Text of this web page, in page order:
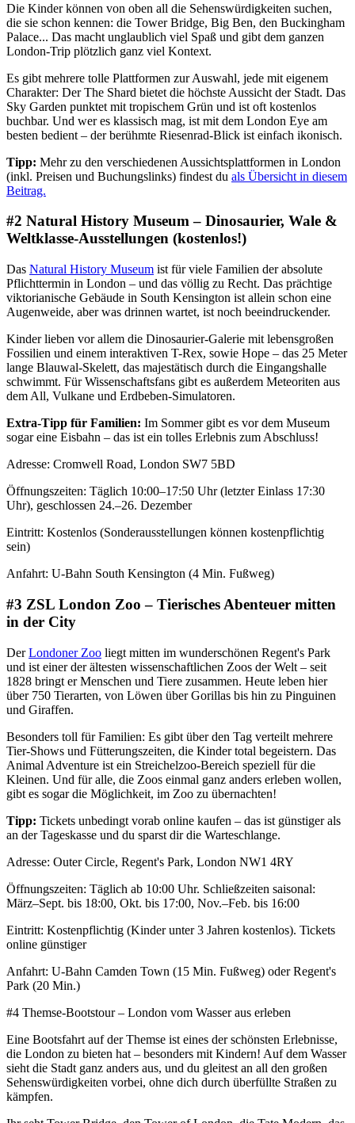
Die Kinder können von oben all die Sehenswürdigkeiten suchen,
die sie schon kennen: die Tower Bridge, Big Ben, den Buckingham
Palace... Das macht unglaublich viel Spaß und gibt dem ganzen
London-Trip plötzlich ganz viel Kontext.
Es gibt mehrere tolle Plattformen zur Auswahl, jede mit eigenem
Charakter: Der The Shard bietet die höchste Aussicht der Stadt. Das
Sky Garden punktet mit tropischem Grün und ist oft kostenlos
buchbar. Und wer es klassisch mag, ist mit dem London Eye am
besten bedient – der berühmte Riesenrad-Blick ist einfach ikonisch.
Tipp: Mehr zu den verschiedenen Aussichtsplattformen in London
(inkl. Preisen und Buchungslinks) findest du als Übersicht in diesem
Beitrag.
#2 Natural History Museum – Dinosaurier, Wale &
Weltklasse-Ausstellungen (kostenlos!)
Das Natural History Museum ist für viele Familien der absolute
Pflichttermin in London – und das völlig zu Recht. Das prächtige
viktorianische Gebäude in South Kensington ist allein schon eine
Augenweide, aber was drinnen wartet, ist noch beeindruckender.
Kinder lieben vor allem die Dinosaurier-Galerie mit lebensgroßen
Fossilien und einem interaktiven T-Rex, sowie Hope – das 25 Meter
lange Blauwal-Skelett, das majestätisch durch die Eingangshalle
schwimmt. Für Wissenschaftsfans gibt es außerdem Meteoriten aus
dem All, Vulkane und Erdbeben-Simulatoren.
Extra-Tipp für Familien: Im Sommer gibt es vor dem Museum
sogar eine Eisbahn – das ist ein tolles Erlebnis zum Abschluss!
Adresse: Cromwell Road, London SW7 5BD
Öffnungszeiten: Täglich 10:00–17:50 Uhr (letzter Einlass 17:30
Uhr), geschlossen 24.–26. Dezember
Eintritt: Kostenlos (Sonderausstellungen können kostenpflichtig
sein)
Anfahrt: U-Bahn South Kensington (4 Min. Fußweg)
#3 ZSL London Zoo – Tierisches Abenteuer mitten
in der City
DerLondoner Zoo liegt mitten im wunderschönen Regent's Park
und ist einer der ältesten wissenschaftlichen Zoos der Welt – seit
1828 bringt er Menschen und Tiere zusammen. Heute leben hier
über 750 Tierarten, von Löwen über Gorillas bis hin zu Pinguinen
und Giraffen.
Besonders toll für Familien: Es gibt über den Tag verteilt mehrere
Tier-Shows und Fütterungszeiten, die Kinder total begeistern. Das
Animal Adventure ist ein Streichelzoo-Bereich speziell für die
Kleinen. Und für alle, die Zoos einmal ganz anders erleben wollen,
gibt es sogar die Möglichkeit, im Zoo zu übernachten!
Tipp: Tickets unbedingt vorab online kaufen – das ist günstiger als
an der Tageskasse und du sparst dir die Warteschlange.
Adresse: Outer Circle, Regent's Park, London NW1 4RY
Öffnungszeiten: Täglich ab 10:00 Uhr. Schließzeiten saisonal:
März–Sept. bis 18:00, Okt. bis 17:00, Nov.–Feb. bis 16:00
Eintritt: Kostenpflichtig (Kinder unter 3 Jahren kostenlos). Tickets
online günstiger
Anfahrt: U-Bahn Camden Town (15 Min. Fußweg) oder Regent's
Park (20 Min.)
#4 Themse-Bootstour – London vom Wasser aus erleben
Eine Bootsfahrt auf der Themse ist eines der schönsten Erlebnisse,
die London zu bieten hat – besonders mit Kindern! Auf dem Wasser
sieht die Stadt ganz anders aus, und du gleitest an all den großen
Sehenswürdigkeiten vorbei, ohne dich durch überfüllte Straßen zu
kämpfen.